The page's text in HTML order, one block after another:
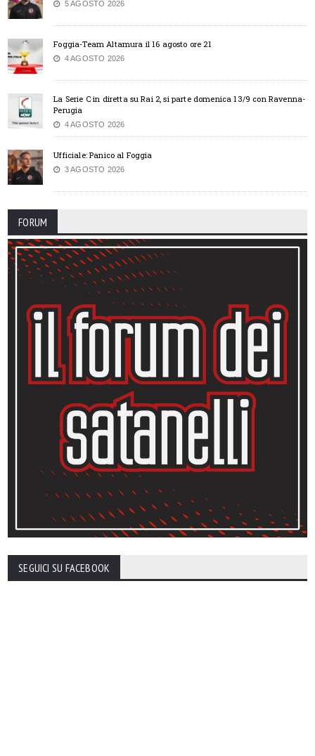
5 AGOSTO 2026
Foggia-Team Altamura il 16 agosto ore 21
4 AGOSTO 2026
La Serie C in diretta su Rai 2, si parte domenica 13/9 con Ravenna-
Perugia
4 AGOSTO 2026
Ufficiale: Panico al Foggia
3 AGOSTO 2026
FORUM
SEGUICI SU FACEBOOK